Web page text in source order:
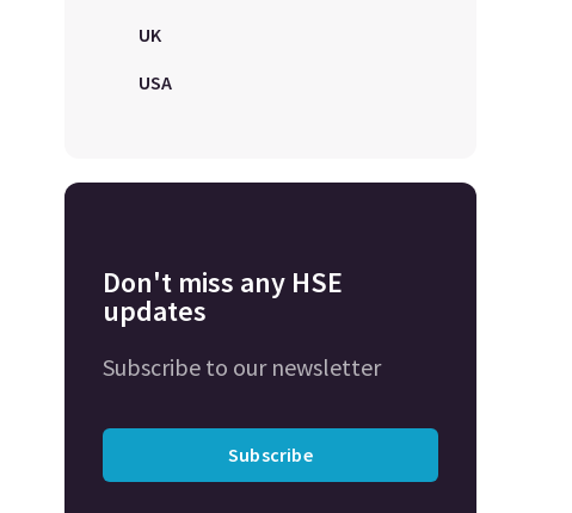
UK
USA
Don't miss any HSE
updates
Subscribe to our newsletter
Subscribe